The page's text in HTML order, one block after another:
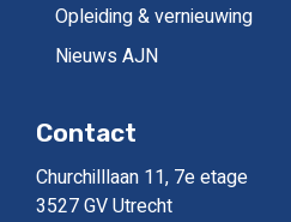
Opleiding & vernieuwing
Nieuws AJN
Contact
Churchilllaan 11, 7e etage
3527 GV Utrecht